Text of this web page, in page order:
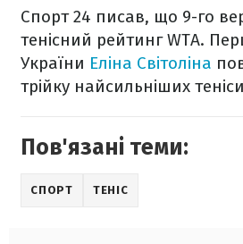
Спорт 24 писав, що 9-го
тенісний рейтинг WTA.
України Еліна Світоліна
трійку найсильніших
Пов'язані теми:
СПОРТ ТЕНІС